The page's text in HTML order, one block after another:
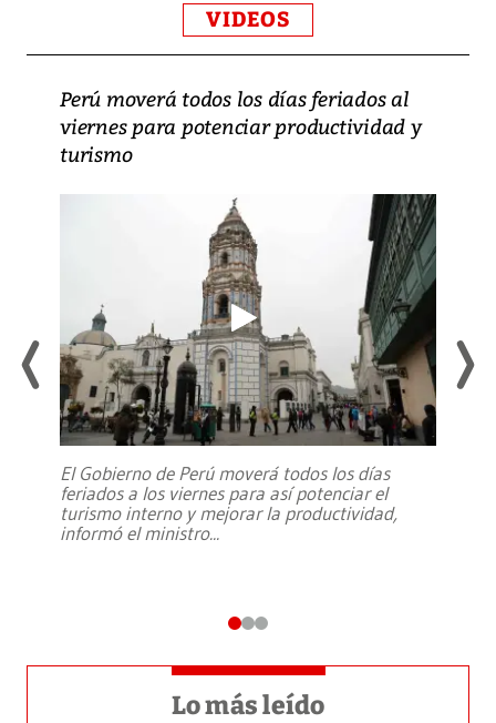
VIDEOS
Perú moverá todos los días feriados al
viernes para potenciar productividad y
turismo
El Gobierno de Perú moverá todos los días
feriados a los viernes para así potenciar el
turismo interno y mejorar la productividad,
informó el ministro...
Lo más leído